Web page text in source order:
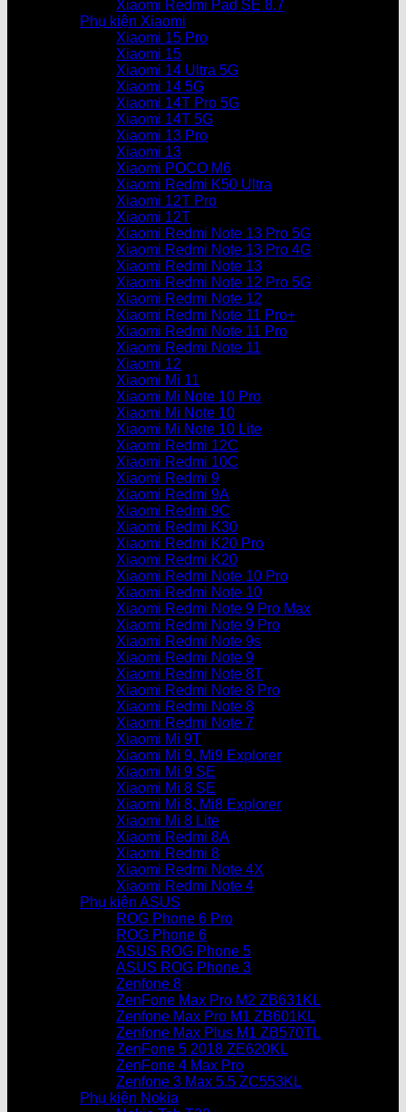
Xiaomi Redmi Pad SE 8.7
Phụ kiện Xiaomi
Xiaomi 15 Pro
Xiaomi 15
Xiaomi 14 Ultra 5G
Xiaomi 14 5G
Xiaomi 14T Pro 5G
Xiaomi 14T 5G
Xiaomi 13 Pro
Xiaomi 13
Xiaomi POCO M6
Xiaomi Redmi K50 Ultra
Xiaomi 12T Pro
Xiaomi 12T
Xiaomi Redmi Note 13 Pro 5G
Xiaomi Redmi Note 13 Pro 4G
Xiaomi Redmi Note 13
Xiaomi Redmi Note 12 Pro 5G
Xiaomi Redmi Note 12
Xiaomi Redmi Note 11 Pro+
Xiaomi Redmi Note 11 Pro
Xiaomi Redmi Note 11
Xiaomi 12
Xiaomi Mi 11
Xiaomi Mi Note 10 Pro
Xiaomi Mi Note 10
Xiaomi Mi Note 10 Lite
Xiaomi Redmi 12C
Xiaomi Redmi 10C
Xiaomi Redmi 9
Xiaomi Redmi 9A
Xiaomi Redmi 9C
Xiaomi Redmi K30
Xiaomi Redmi K20 Pro
Xiaomi Redmi K20
Xiaomi Redmi Note 10 Pro
Xiaomi Redmi Note 10
Xiaomi Redmi Note 9 Pro Max
Xiaomi Redmi Note 9 Pro
Xiaomi Redmi Note 9s
Xiaomi Redmi Note 9
Xiaomi Redmi Note 8T
Xiaomi Redmi Note 8 Pro
Xiaomi Redmi Note 8
Xiaomi Redmi Note 7
Xiaomi Mi 9T
Xiaomi Mi 9, Mi9 Explorer
Xiaomi Mi 9 SE
Xiaomi Mi 8 SE
Xiaomi Mi 8, Mi8 Explorer
Xiaomi Mi 8 Lite
Xiaomi Redmi 8A
Xiaomi Redmi 8
Xiaomi Redmi Note 4X
Xiaomi Redmi Note 4
Phụ kiện ASUS
ROG Phone 6 Pro
ROG Phone 6
ASUS ROG Phone 5
ASUS ROG Phone 3
Zenfone 8
ZenFone Max Pro M2 ZB631KL
Zenfone Max Pro M1 ZB601KL
Zenfone Max Plus M1 ZB570TL
ZenFone 5 2018 ZE620KL
ZenFone 4 Max Pro
Zenfone 3 Max 5.5 ZC553KL
Phụ kiện Nokia